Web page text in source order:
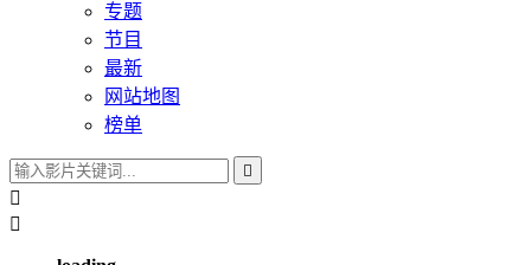
专题
节目
最新
网站地图
榜单


